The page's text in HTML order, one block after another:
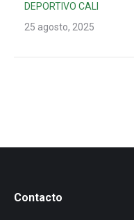
DEPORTIVO CALI
25 agosto, 2025
Contacto